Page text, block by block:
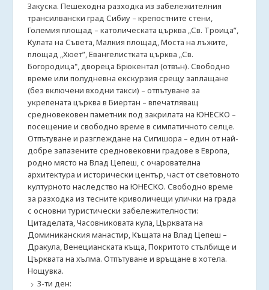
Закуска. Пешеходна разходка из забележителния
трансилвански град Сибиу – крепостните стени,
Големия площад – католическата църква „Св. Троица”,
Кулата на Съвета, Малкия площад, Моста на лъжите,
плoщад „Хюет”, Евангелистката църква „Св.
Богородица", двореца Брюкентал (отвън). Свободно
време или полудневна екскурзия срещу заплащане
(без включени входни такси) – отпътуване за
укрепената църква в Биертан – впечатляващ
средновековен паметник под закрилата на ЮНЕСКО –
посещение и свободно време в симпатичното селце.
Отпътуване и разглеждане на Сигишора – един от най-
добре запазените средновековни градове в Европа,
родно място на Влад Цепеш, с очарователна
архитектура и исторически център, част от световното
културното наследство на ЮНЕСКО. Свободно време
за разходка из тесните криволичещи улички на града
с основни туристически забележителности:
Цитаделата, Часовниковата кула, Църквата на
Доминиканския манастир, Къщата на Влад Цепеш –
Дракула, Венецианската къща, Покритото стълбище и
Църквата на хълма. Отпътуване и връщане в хотела.
Нощувка.
3-ти ден: